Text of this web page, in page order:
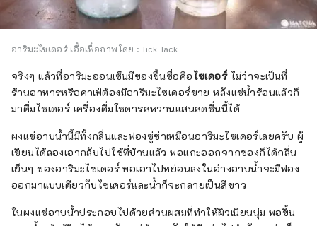
อาริมะไซเดอร์ เอื้อเฟื้อภาพโดย : Tick Tack
จริงๆ แล้วที่อาริมะออนเซ็นมีของขึ้นชื่อคือไซเดอร์ไม่ว่าจะเป็นที่
ร้านอาหารหรือคาเฟ่ต้องมีอาริมะไซเดอร์ขาย หลังแช่น้ำร้อนแล้วก็
มาดื่มไซเดอร์ เครื่องดื่มโซดารสหวานแสนสดชื่นนี้ได้
ผงแช่อาบน้ำนี้มีทั้งกลิ่นและฟองซู่ซ่าเหมือนอาริมะไซเดอร์เลยครับ ผู้
เขียนได้ลองเอากลับไปใช้ที่บ้านแล้ว พอแกะออกจากซองก็ได้กลิ่น
เย็นๆ ของอาริมะไซเดอร์ พอเอาไปหย่อนลงในอ่างอาบน้ำจะมีฟอง
ออกมาแบบเดียวกับไซเดอร์และน้ำก็จะกลายเป็นสีขาว
ในผงแช่อาบน้ำประกอบไปด้วยส่วนผสมที่ทำให้ผิวเนียนนุ่ม พอขึ้น